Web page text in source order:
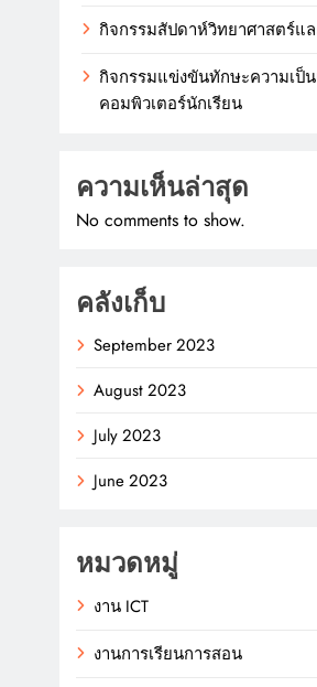
กิจกรรมสัปดาห์วิทยาศาสตร์แ
กิจกรรมแข่งขันทักษะความเป็น
คอมพิวเตอร์นักเรียน
ความเห็นล่าสุด
No comments to show.
คลังเก็บ
September 2023
August 2023
July 2023
June 2023
หมวดหมู่
งาน ICT
งานการเรียนการสอน